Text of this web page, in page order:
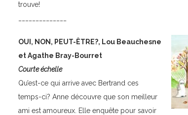
trouve!
OUI, NON, PEUT-ÊTRE?, Lou Beauchesne
et Agathe Bray-Bourret
Courte échelle
Qu’est-ce qui arrive avec Bertrand ces
temps-ci? Anne découvre que son meilleur
ami est amoureux. Elle enquête pour savoir